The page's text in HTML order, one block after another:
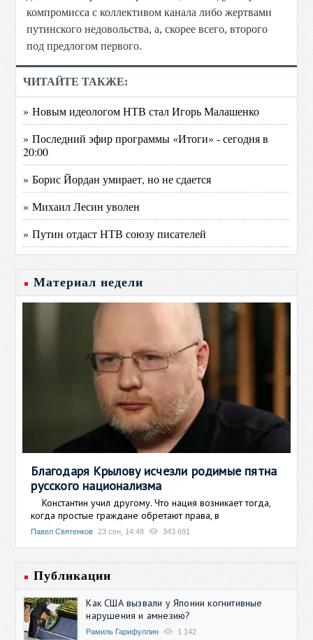
компромисса с коллективом канала либо жертвами
путинского недовольства, а, скорее всего, второго
под предлогом первого.
ЧИТАЙТЕ ТАКЖЕ:
» Новым идеологом НТВ стал Игорь Малашенко
» Последний эфир программы «Итоги» - сегодня в
20:00
» Борис Йордан умирает, но не сдается
» Михаил Лесин уволен
» Путин отдаст НТВ союзу писателей
Материал недели
Благодаря Крылову исчезли родимые пятна
русского национализма
Константин учил другому. Что нация возникает тогда,
когда простые граждане обретают права, в
Павел Святенков 23 сен, 14:48 343 691
Публикации
Как США вызвали у Японии когнитивные
нарушения и амнезию?
Рамиль Гарифуллин 1 142